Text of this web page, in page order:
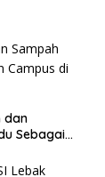
dan
Sebagai